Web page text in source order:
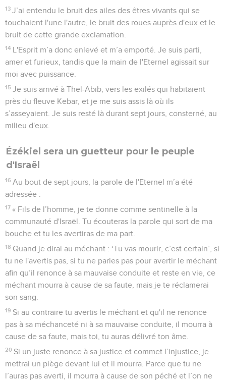
13 J’ai entendu le bruit des ailes des êtres vivants qui se
touchaient l'une l'autre, le bruit des roues auprès d'eux et le
bruit de cette grande exclamation.
14 L'Esprit m’a donc enlevé et m’a emporté. Je suis parti,
amer et furieux, tandis que la main de l'Eternel agissait sur
moi avec puissance.
15 Je suis arrivé à Thel-Abib, vers les exilés qui habitaient
près du fleuve Kebar, et je me suis assis là où ils
s’asseyaient. Je suis resté là durant sept jours, consterné, au
milieu d'eux.
Ézékiel sera un guetteur pour le peuple
d'Israël
16 Au bout de sept jours, la parole de l'Eternel m’a été
adressée :
17 « Fils de l’homme, je te donne comme sentinelle à la
communauté d'Israël. Tu écouteras la parole qui sort de ma
bouche et tu les avertiras de ma part.
18 Quand je dirai au méchant : ‘Tu vas mourir, c’est certain’, si
tu ne l'avertis pas, si tu ne parles pas pour avertir le méchant
afin qu’il renonce à sa mauvaise conduite et reste en vie, ce
méchant mourra à cause de sa faute, mais je te réclamerai
son sang.
19 Si au contraire tu avertis le méchant et qu'il ne renonce
pas à sa méchanceté ni à sa mauvaise conduite, il mourra à
cause de sa faute, mais toi, tu auras délivré ton âme.
20 Si un juste renonce à sa justice et commet l’injustice, je
mettrai un piège devant lui et il mourra. Parce que tu ne
l’auras pas averti, il mourra à cause de son péché et l’on ne